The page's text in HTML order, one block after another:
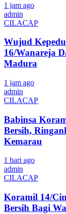
1 jam ago
admin
CILACAP
Wujud
16/Wanareja
Madura
1 jam ago
admin
CILACAP
Babinsa
Bersih,
Kemarau
1 hari ago
admin
CILACAP
Koramil 14/
Bersih Bagi